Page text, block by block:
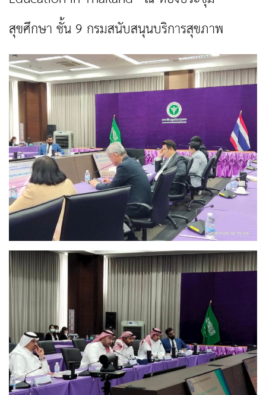
สุขศึกษา ชั้น 9 กรมสนับสนุนบริการสุขภาพ